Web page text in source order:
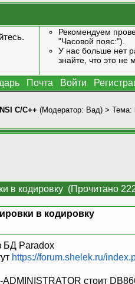
.
Рекомендуем
"Часовой пояс:").
У нас больше нет
знайте, что это не
Почта Войти
С/С++ (Модератор: Вад) > Тема:
в кодировку (Прочитано
в кодировку
БД Paradox
https://forum.shelek.ru/
стоит